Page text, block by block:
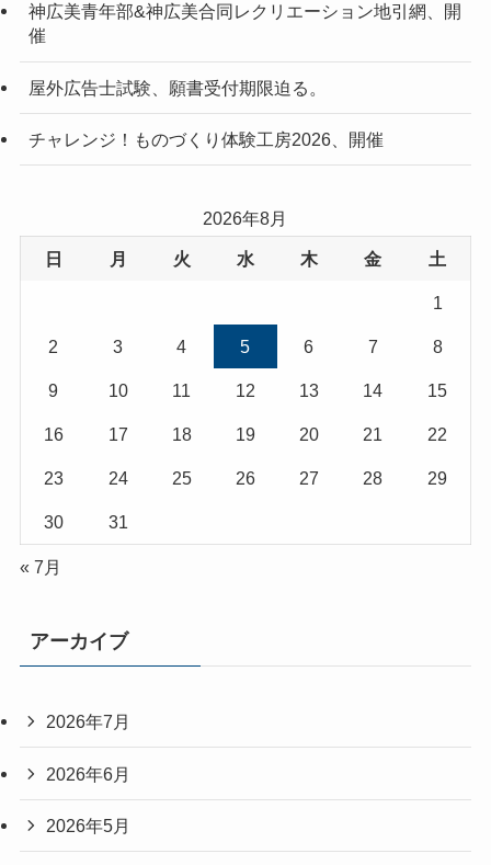
神広美青年部&神広美合同レクリエーション地引網、開
催
屋外広告士試験、願書受付期限迫る。
チャレンジ！ものづくり体験工房2026、開催
2026年8月
日 月 火 水 木 金 土
1
2 3 4 5 6 7 8
9 10 11 12 13 14 15
16 17 18 19 20 21 22
23 24 25 26 27 28 29
30 31
« 7月
アーカイブ
2026年7月
2026年6月
2026年5月